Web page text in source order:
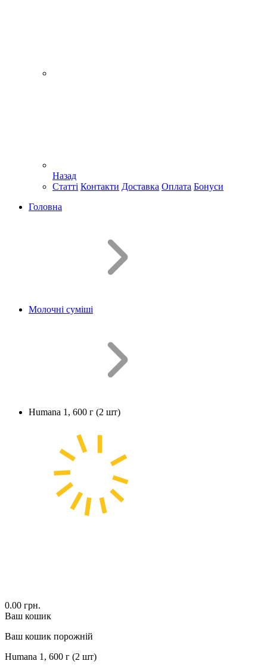
Назад
Статті Контакти Доставка Оплата Бонуси
Головна
Молочні суміші
Humana 1, 600 г (2 шт)
0.00 грн.
Ваш кошик
Ваш кошик порожній
Humana 1, 600 г (2 шт)